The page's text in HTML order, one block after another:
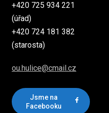
+420 725 934 221
(úřad)
+420 724 181 382
(starosta)
ou.hulice@cmail.cz
Jsme na
Facebooku